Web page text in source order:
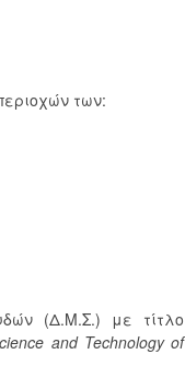
των:
(Δ.Μ.Σ.) με τίτλο
and Technology of